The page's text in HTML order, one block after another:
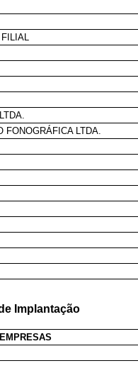
FONOGRÁFICA LTDA.
Implantação
EMPRESAS